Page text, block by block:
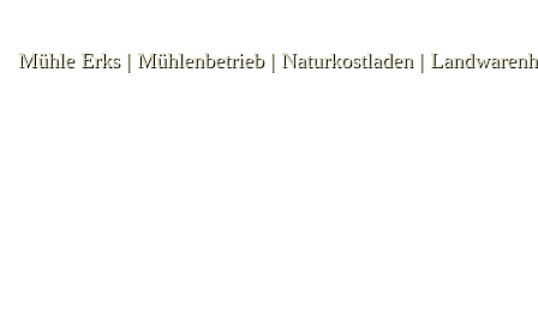
Mühle Erks | Mühlenbetrieb | Naturkostladen |